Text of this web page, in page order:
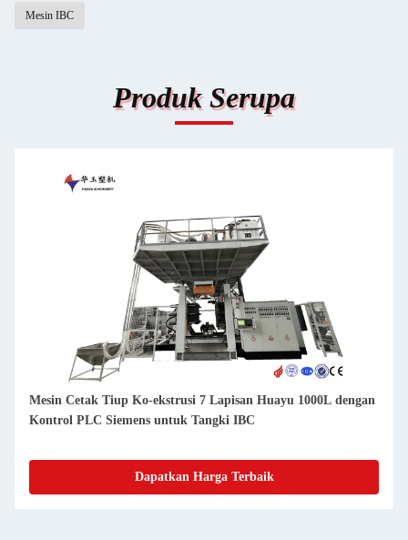
Mesin IBC
Produk Serupa
Mesin Cetak Tiup Ko-ekstrusi 7 Lapisan Huayu 1000L dengan
Kontrol PLC Siemens untuk Tangki IBC
Dapatkan Harga Terbaik